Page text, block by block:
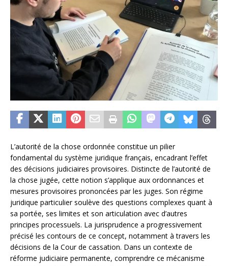
L’autorité de la chose ordonnée constitue un pilier
fondamental du système juridique français, encadrant l’effet
des décisions judiciaires provisoires. Distincte de l’autorité de
la chose jugée, cette notion s’applique aux ordonnances et
mesures provisoires prononcées par les juges. Son régime
juridique particulier soulève des questions complexes quant à
sa portée, ses limites et son articulation avec d’autres
principes processuels. La jurisprudence a progressivement
précisé les contours de ce concept, notamment à travers les
décisions de la Cour de cassation. Dans un contexte de
réforme judiciaire permanente, comprendre ce mécanisme